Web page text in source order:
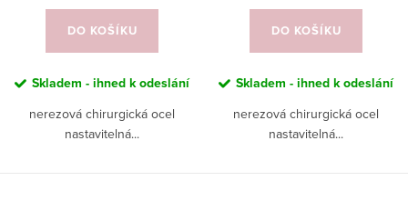
DO KOŠÍKU
Skladem - ihned k odeslání
nerezová chirurgická ocel
nastavitelná...
DO KOŠÍKU
Skladem - ihned k odeslání
nerezová chirurgická ocel
nastavitelná...